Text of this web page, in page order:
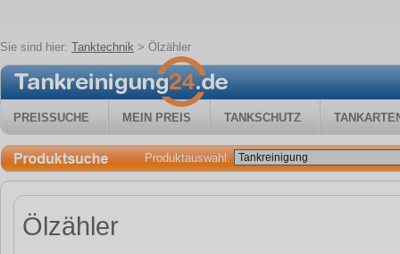
Sie sind hier: Tanktechnik > Ölzähler
PREISSUCHE MEIN PREIS TANKSCHUTZ
Produktauswahl:
Ölzähler